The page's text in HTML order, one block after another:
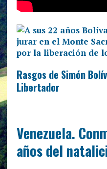
Rasgos de Simón
Libertador
Venezuela.
años del